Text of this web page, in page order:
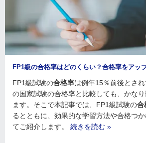
FP1級の合格率はどのくらい？合格率をアッ
FP1級試験の合格率は例年15％前後とさ
の国家試験の合格率と比較しても、かな
ます。そこで本記事では、FP1級試験の合
るとともに、効果的な学習方法や合格つ
てご紹介します。 続きを読む »